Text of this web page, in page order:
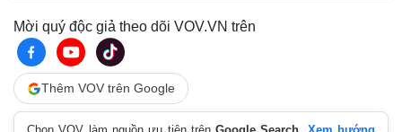
Mời quý độc giả theo dõi VOV.VN trên
Thêm VOV trên Google